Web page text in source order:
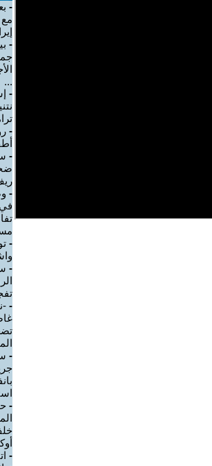
-
-
...
-
-
-
-
-
-
-
-
-
-
-